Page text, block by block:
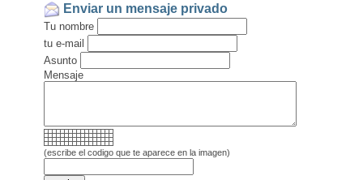
Enviar un mensaje privado
Tu nombre
tu e-mail
Asunto
Mensaje
(escribe el codigo que te aparece en la imagen)